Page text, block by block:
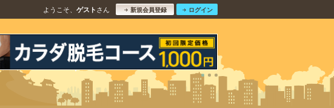
ようこそ、 ゲスト さん 新規会員登録 ログイン